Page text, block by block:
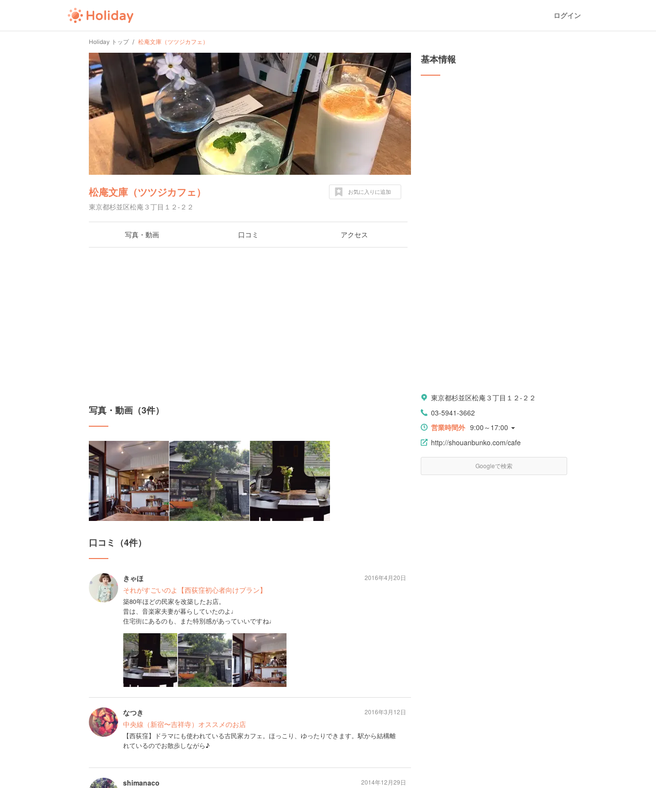
ログイン
Holiday トップ 松庵文庫（ツツジカフェ）
松庵文庫（ツツジカフェ）
東京都杉並区松庵３丁目１２-２２
お気に入りに追加
写真・動画 口コミ アクセス
写真・動画（3件）
口コミ（4件）
きゃほ
それがすごいのよ【西荻窪初心者向けプラン】
築80年ほどの民家を改築したお店。
昔は、音楽家夫妻が暮らしていたのよ♩
住宅街にあるのも、また特別感があっていいですね♩
2016年4月20日
なつき
中央線（新宿〜吉祥寺）オススメのお店
【西荻窪】ドラマにも使われている古民家カフェ。ほっこり、ゆったりできます。駅から結構離
れているのでお散歩しながら♪
2016年3月12日
shimanaco
2014年12月29日
基本情報
東京都杉並区松庵３丁目１２-２２
03-5941-3662
営業時間外 9:00～17:00
http://shouanbunko.com/cafe
Googleで検索